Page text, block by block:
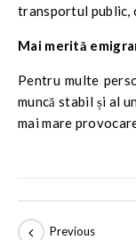
transportul public,
Mai merită
Pentru multe
muncă stabil și al
mai mare